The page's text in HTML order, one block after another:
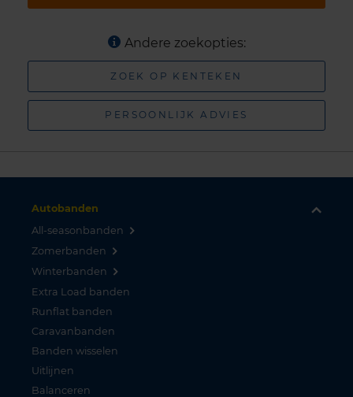
Andere zoekopties:
ZOEK OP KENTEKEN
PERSOONLIJK ADVIES
Autobanden
All-seasonbanden
Zomerbanden
Winterbanden
Extra Load banden
Runflat banden
Caravanbanden
Banden wisselen
Uitlijnen
Balanceren